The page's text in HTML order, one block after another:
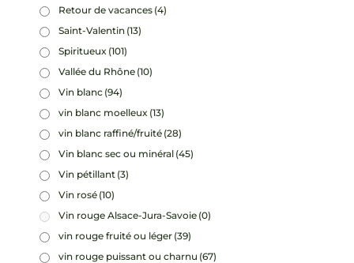
Retour de vacances (4)
Saint-Valentin (13)
Spiritueux (101)
Vallée du Rhône (10)
Vin blanc (94)
vin blanc moelleux (13)
vin blanc raffiné/fruité (28)
Vin blanc sec ou minéral (45)
Vin pétillant (3)
Vin rosé (10)
Vin rouge Alsace-Jura-Savoie (0)
vin rouge fruité ou léger (39)
vin rouge puissant ou charnu (67)